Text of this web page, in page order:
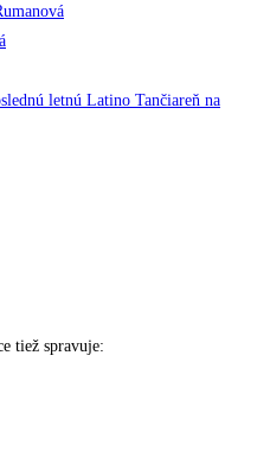
letnú Latino Tančiareň na
tiež spravuje: